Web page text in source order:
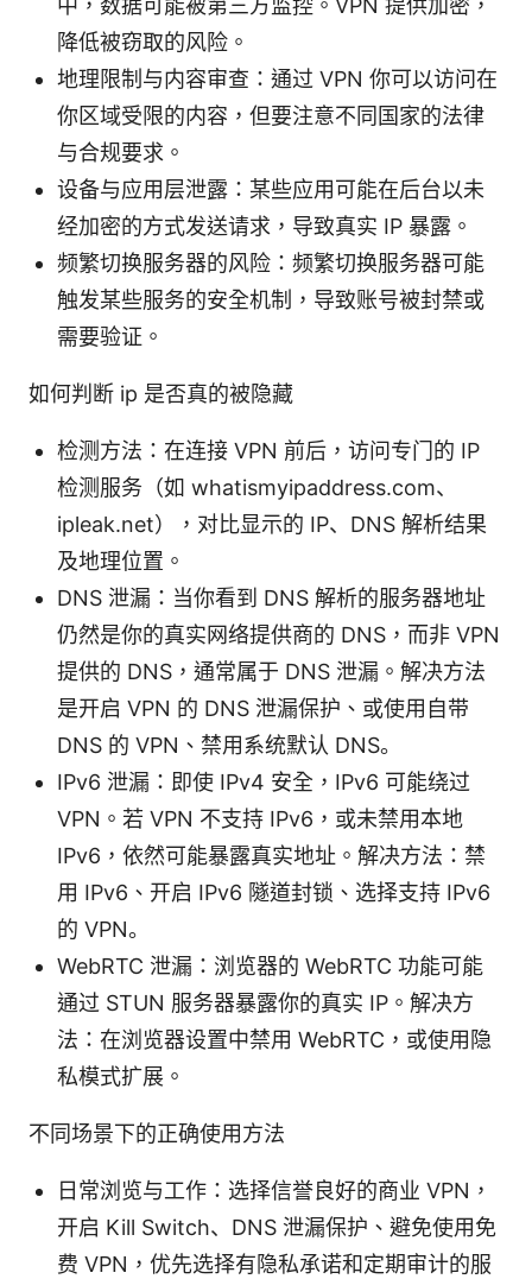
中，数据可能被第三方监控。VPN 提供加密，
降低被窃取的风险。
地理限制与内容审查：通过 VPN 你可以访问在
你区域受限的内容，但要注意不同国家的法律
与合规要求。
设备与应用层泄露：某些应用可能在后台以未
经加密的方式发送请求，导致真实 IP 暴露。
频繁切换服务器的风险：频繁切换服务器可能
触发某些服务的安全机制，导致账号被封禁或
需要验证。
如何判断 ip 是否真的被隐藏
检测方法：在连接 VPN 前后，访问专门的 IP
检测服务（如 whatismyipaddress.com、
ipleak.net），对比显示的 IP、DNS 解析结果
及地理位置。
DNS 泄漏：当你看到 DNS 解析的服务器地址
仍然是你的真实网络提供商的 DNS，而非 VPN
提供的 DNS，通常属于 DNS 泄漏。解决方法
是开启 VPN 的 DNS 泄漏保护、或使用自带
DNS 的 VPN、禁用系统默认 DNS。
IPv6 泄漏：即使 IPv4 安全，IPv6 可能绕过
VPN。若 VPN 不支持 IPv6，或未禁用本地
IPv6，依然可能暴露真实地址。解决方法：禁
用 IPv6、开启 IPv6 隧道封锁、选择支持 IPv6
的 VPN。
WebRTC 泄漏：浏览器的 WebRTC 功能可能
通过 STUN 服务器暴露你的真实 IP。解决方
法：在浏览器设置中禁用 WebRTC，或使用隐
私模式扩展。
不同场景下的正确使用方法
日常浏览与工作：选择信誉良好的商业 VPN，
开启 Kill Switch、DNS 泄漏保护、避免使用免
费 VPN，优先选择有隐私承诺和定期审计的服